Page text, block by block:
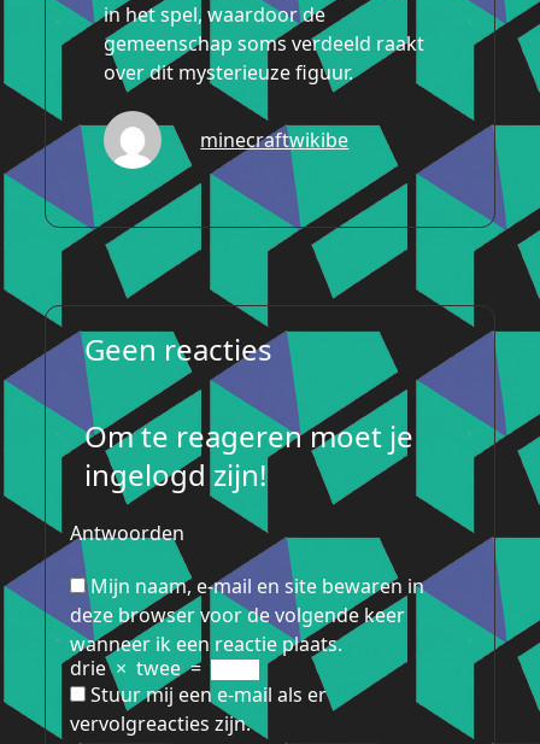
in het spel, waardoor de
gemeenschap soms verdeeld raakt
over dit mysterieuze figuur.
minecraftwikibe
Geen reacties
Om te reageren moet je
ingelogd zijn!
Antwoorden
Mijn naam, e-mail en site bewaren in
deze browser voor de volgende keer
wanneer ik een reactie plaats.
drie× twee=
Stuur mij een e-mail als er
vervolgreacties zijn.